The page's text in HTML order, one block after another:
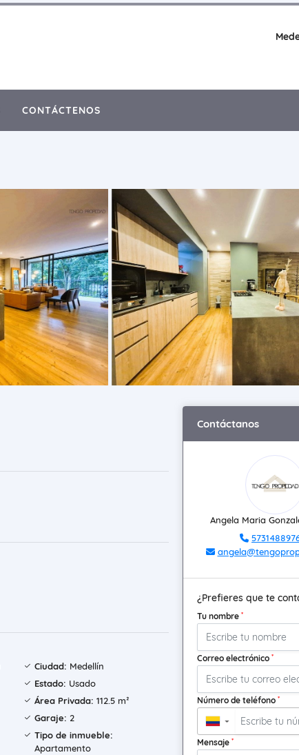
CONTÁCTENOS
Ciudad: Medellín
Estado: Usado
Área Privada: 112.5 m²
Garaje: 2
Tipo de inmueble:
Apartamento
Contáctanos
Angela Maria
¿Prefieres que te
Tu nombre *
Correo electrónico *
Número de teléfono *
▼
Mensaje *